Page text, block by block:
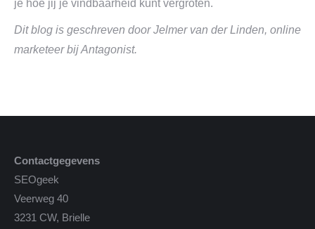
je hoe jij je vindbaarheid kunt vergroten.
Dit blog is geschreven door Jelmer van der Linden, online
marketeer bij Antagonist.
Contactgegevens
SEOgeek
Veerweg 40
3231 CW, Brielle